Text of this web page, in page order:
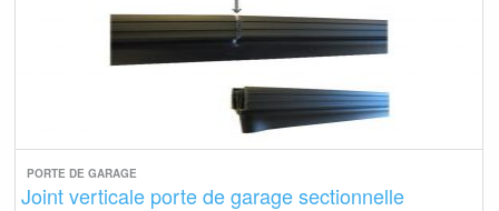
PORTE DE GARAGE
Joint verticale porte de garage sectionnelle